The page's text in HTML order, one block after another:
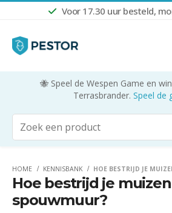
Voor 17.30 uur besteld,
🐝 Speel de Wespen Game en
Terrasbrander. Speel de
HOME KENNISBANK HOE BESTRIJD JE
Hoe bestrijd je
spouwmuur?